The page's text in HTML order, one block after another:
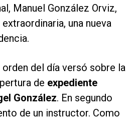
Manuel González Orviz,
una nueva
del día versó sobre la
de expediente
González. En segundo
de un instructor. Como